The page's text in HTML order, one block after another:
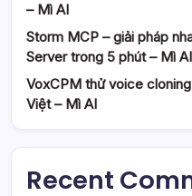
– Mì AI
Storm MCP – giải pháp
Server trong 5 phút – Mì AI
VoxCPM thử voice
Việt – Mì AI
Recent